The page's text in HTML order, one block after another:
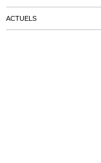
ACTUELS